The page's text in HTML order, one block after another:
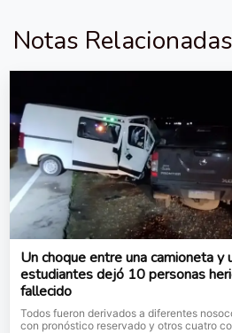
Notas Relacionadas
Un choque entre una camioneta y
estudiantes dejó 10 personas
fallecido
Todos fueron derivados a diferentes
con pronóstico reservado y otros cuatro